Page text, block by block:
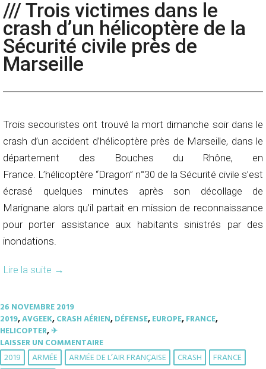
/// Trois victimes dans le
crash d’un hélicoptère de la
Sécurité civile près de
Marseille
Trois secouristes ont trouvé la mort dimanche soir dans le
crash d’un accident d’hélicoptère près de Marseille, dans le
département des Bouches du Rhône, en
France. L’hélicoptère “Dragon” n°30 de la Sécurité civile s’est
écrasé quelques minutes après son décollage de
Marignane alors qu’il partait en mission de reconnaissance
pour porter assistance aux habitants sinistrés par des
inondations.
Lire la suite →
26 NOVEMBRE 2019
2019,AVGEEK,CRASH AÉRIEN,DÉFENSE,EUROPE,FRANCE,
HELICOPTER,✈︎
LAISSER UN COMMENTAIRE
2019 ARMÉE ARMÉE DE L’AIR FRANÇAISE CRASH
FRANCE